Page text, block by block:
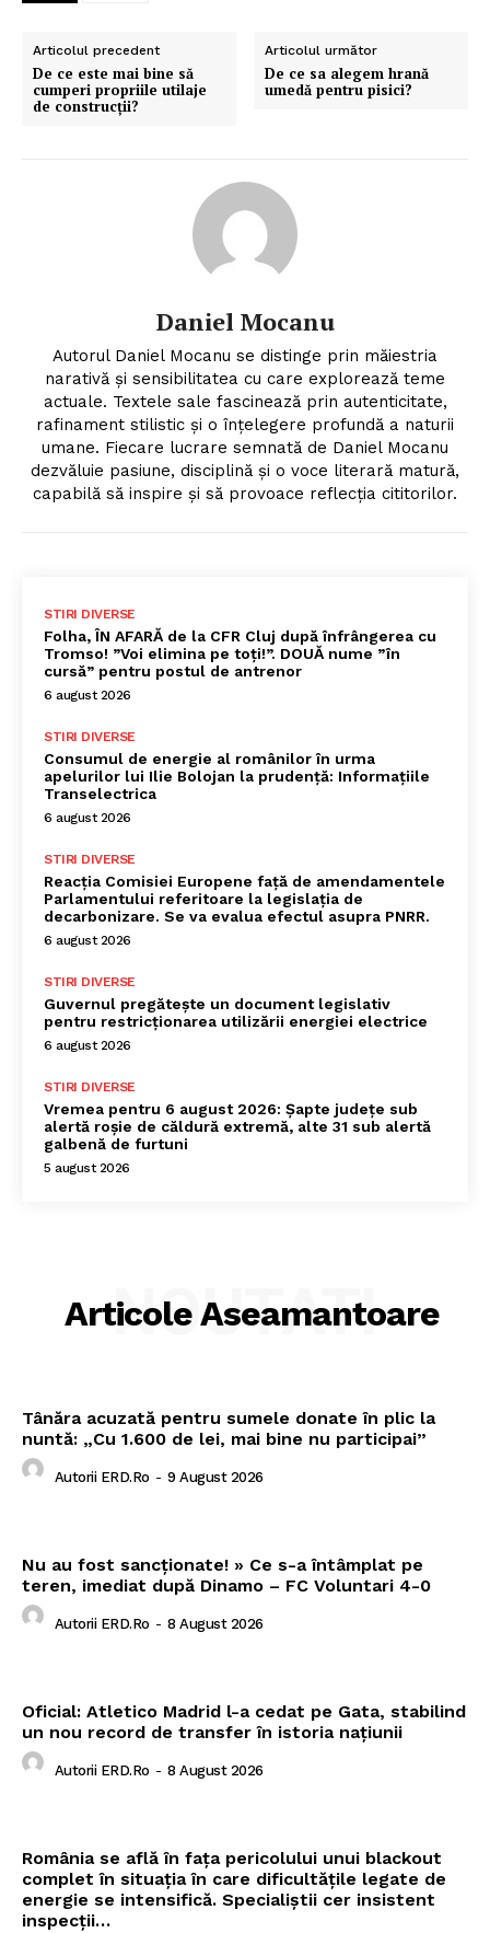
Articolul precedent
De ce este mai bine să
cumperi propriile utilaje
de construcții?
Articolul următor
De ce sa alegem hrană
umedă pentru pisici?
Daniel Mocanu
Autorul Daniel Mocanu se distinge prin măiestria
narativă și sensibilitatea cu care explorează teme
actuale. Textele sale fascinează prin autenticitate,
rafinament stilistic și o înțelegere profundă a naturii
umane. Fiecare lucrare semnată de Daniel Mocanu
dezvăluie pasiune, disciplină și o voce literară matură,
capabilă să inspire și să provoace reflecția cititorilor.
STIRI DIVERSE
Folha, ÎN AFARĂ de la CFR Cluj după înfrângerea cu
Tromso! ”Voi elimina pe toți!”. DOUĂ nume ”în
cursă” pentru postul de antrenor
6 august 2026
STIRI DIVERSE
Consumul de energie al românilor în urma
apelurilor lui Ilie Bolojan la prudență: Informațiile
Transelectrica
6 august 2026
STIRI DIVERSE
Reacția Comisiei Europene față de amendamentele
Parlamentului referitoare la legislația de
decarbonizare. Se va evalua efectul asupra PNRR.
6 august 2026
STIRI DIVERSE
Guvernul pregătește un document legislativ
pentru restricționarea utilizării energiei electrice
6 august 2026
STIRI DIVERSE
Vremea pentru 6 august 2026: Șapte județe sub
alertă roșie de căldură extremă, alte 31 sub alertă
galbenă de furtuni
5 august 2026
Articole Aseamantoare
NOUTATI
Tânăra acuzată pentru sumele donate în plic la
nuntă: „Cu 1.600 de lei, mai bine nu participai”
Autorii ERD.ro - 9 August 2026
Nu au fost sancționate! » Ce s-a întâmplat pe
teren, imediat după Dinamo – FC Voluntari 4-0
Autorii ERD.ro - 8 August 2026
Oficial: Atletico Madrid l-a cedat pe Gata, stabilind
un nou record de transfer în istoria națiunii
Autorii ERD.ro - 8 August 2026
România se află în fața pericolului unui blackout
complet în situația în care dificultățile legate de
energie se intensifică. Specialiștii cer insistent
inspecții…